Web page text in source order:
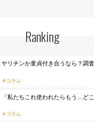
Ranking
ヤリチンか童貞付き合うなら？調
コラム
「私たちこれ使われたらもう…ど
コラム